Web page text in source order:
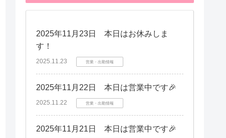
2025年11月23日 本日はお休みしま
す！
2025.11.23 営業・出勤情報
2025年11月22日 本日は営業中です🎉
2025.11.22 営業・出勤情報
2025年11月21日 本日は営業中です🎉